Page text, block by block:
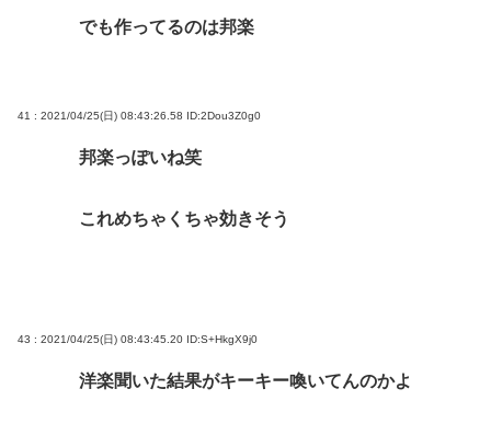
でも作ってるのは邦楽
41 : 2021/04/25(日) 08:43:26.58 ID:2Dou3Z0g0
邦楽っぽいね笑
これめちゃくちゃ効きそう
43 : 2021/04/25(日) 08:43:45.20 ID:S+HkgX9j0
洋楽聞いた結果がキーキー喚いてんのかよ